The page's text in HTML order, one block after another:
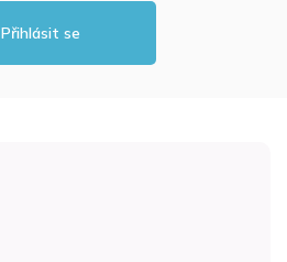
Přihlásit se